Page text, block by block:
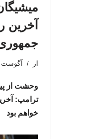
آخرین
از آگوست 7, 2026
وحشت از
ترامپ:
خواهم بود